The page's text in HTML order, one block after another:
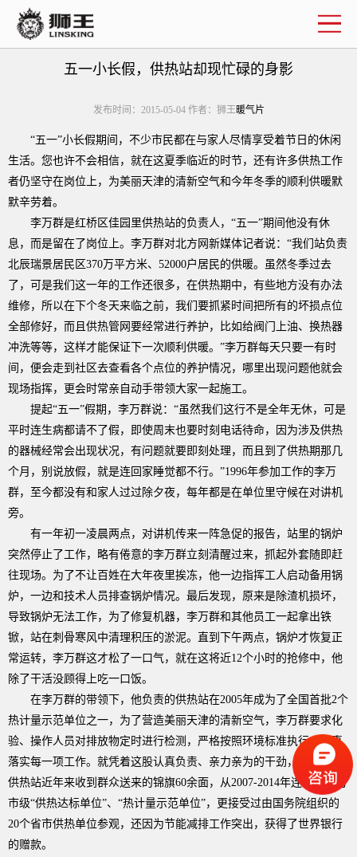
五一小长假，供热站却现忙碌的身影
发布时间：2015-05-04 作者：狮王暖气片
“五一”小长假期间，不少市民都在与家人尽情享受着节日的休闲
生活。您也许不会相信，就在这夏季临近的时节，还有许多供热工作
者仍坚守在岗位上，为美丽天津的清新空气和今年冬季的顺利供暖默
默辛劳着。
李万群是红桥区佳园里供热站的负责人，“五一”期间他没有休
息，而是留在了岗位上。李万群对北方网新媒体记者说：“我们站负责
北辰瑞景居民区370万平方米、 52000户居民的供暖。虽然冬季过去
了，可是我们这一年的工作还很多，在供热期中，有些地方没有办法
维修，所以在下个冬天来临之前，我们要抓紧时间把所有的坏损点位
全部修好，而且供热管网要经常进行养护，比如给阀门上油、换热器
冲洗等等，这样才能保证下一次顺利供暖。”李万群每天只要一有时
间，便会走到社区去查看各个点位的养护情况，哪里出现问题他就会
现场指挥，更会时常亲自动手带领大家一起施工。
提起“五一”假期，李万群说：“虽然我们这行不是全年无休，可是
平时连生病都请不了假，即使周末也要时刻电话待命，因为涉及供热
的器械经常会出现状况，有问题就要即刻处理，而且到了供热期那几
个月，别说放假，就是连回家睡觉都不行。”1996年参加工作的李万
群，至今都没有和家人过过除夕夜，每年都是在单位里守候在对讲机
旁。
有一年初一凌晨两点，对讲机传来一阵急促的报告，站里的锅炉
突然停止了工作，略有倦意的李万群立刻清醒过来，抓起外套随即赶
往现场。为了不让百姓在大年夜里挨冻，他一边指挥工人启动备用锅
炉，一边和技术人员排查锅炉情况。最后发现，原来是除渣机损坏，
导致锅炉无法工作，为了修复机器，李万群和其他员工一起拿出铁
锨，站在刺骨寒风中清理积压的淤泥。直到下午两点，锅炉才恢复正
常运转，李万群这才松了一口气，就在这将近12个小时的抢修中，他
除了干活没顾得上吃一口饭。
在李万群的带领下，他负责的供热站在2005年成为了全国首批2个
热计量示范单位之一，为了营造美丽天津的清新空气，李万群要求化
验、操作人员对排放物定时进行检测，严格按照环境标准执行，认真
落实每一项工作。就凭着这股认真负责、亲力亲为的干劲，他负责的
供热站近年来收到群众送来的锦旗60余面，从2007-2014年连续被评为
市级“供热达标单位”、“热计量示范单位”，更接受过由国务院组织的
20个省市供热单位参观，还因为节能减排工作突出，获得了世界银行
的赠款。